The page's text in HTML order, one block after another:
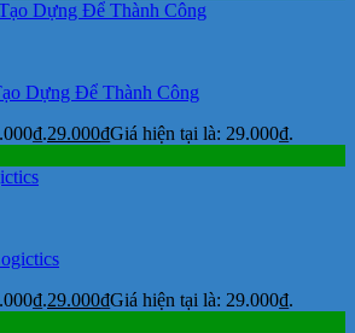
Dựng Để Thành Công
29.000₫Giá hiện tại là: 29.000₫.
29.000₫Giá hiện tại là: 29.000₫.